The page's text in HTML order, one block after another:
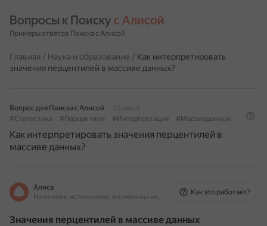
Вопросы к Поиску с Алисой
Примеры ответов Поиска с Алисой
Главная / Наука и образование / Как интерпретировать
значения перцентилей в массиве данных?
Вопрос для Поиска с Алисой
22 июля
#Статистика
#Перцентили #Интерпретация #Массивданных
Как интерпретировать значения перцентилей в
массиве данных?
Алиса
На основе источников, возможны неточности
Как это работает?
Значения перцентилей в массиве данных